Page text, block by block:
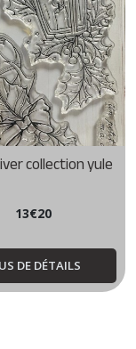
collection yule
13€20
DE DÉTAILS